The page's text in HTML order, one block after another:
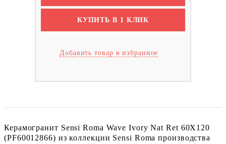
КУПИТЬ В 1 КЛИК
Добавить товар в избранное
Керамогранит Sensi Roma Wave Ivory Nat Ret 60X120
(PF60012866) из коллекции Sensi Roma производства